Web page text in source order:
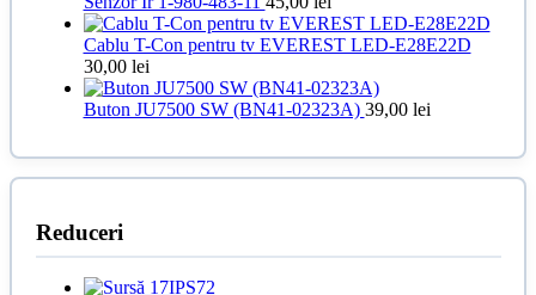
Cablu T-Con pentru tv EVEREST LED-E28E22D
30,00 lei
Buton JU7500 SW (BN41-02323A) 39,00 lei
Reduceri